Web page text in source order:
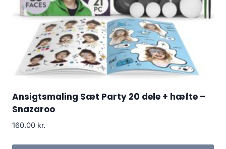
Ansigtsmaling Sæt Party 20 dele + hæfte –
Snazaroo
160.00 kr.